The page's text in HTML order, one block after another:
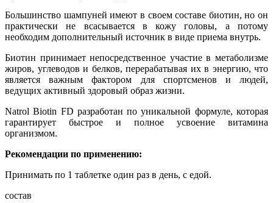
Большинство шампуней имеют в своем составе биотин, но он
практически не всасывается в кожу головы, а потому
необходим дополнительный источник в виде приема внутрь.
Биотин принимает непосредственное участие в метаболизме
жиров, углеводов и белков, перерабатывая их в энергию, что
является важным фактором для спортсменов и людей,
ведущих активный здоровый образ жизни.
Natrol Biotin FD разработан по уникальной формуле, которая
гарантирует быстрое и полное усвоение витамина
организмом.
Рекомендации по применению:
Принимать по 1 таблетке один раз в день, с едой.
состав